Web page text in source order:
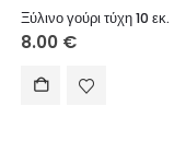
Ξύλινο γούρι τύχη 10 εκ.
8.00 €